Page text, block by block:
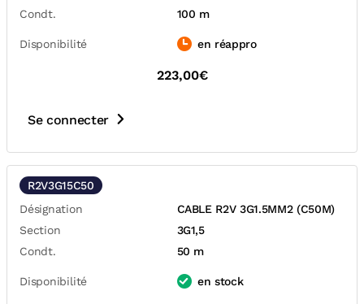
Condt.
100 m
Disponibilité en réappro
223,00€
Se connecter
R2V3G15C50
Désignation
CABLE R2V 3G1.5MM2 (C50M)
Section
3G1,5
Condt.
50 m
Disponibilité en stock